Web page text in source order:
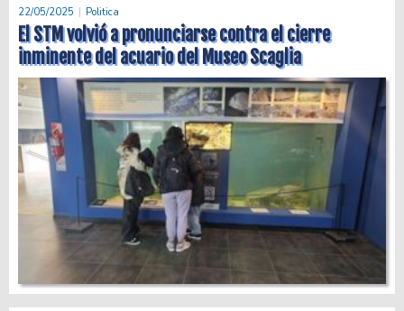
22/05/2025 Politica
El STM volvió a pronunciarse contra el cierre
inminente del acuario del Museo Scaglia